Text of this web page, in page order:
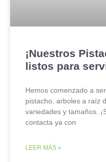
¡Nuestros
listos para
Hemos comenzado a
pistacho, arboles a raíz
variedades y tamaños.
contacta ya con
LEER MÁS »